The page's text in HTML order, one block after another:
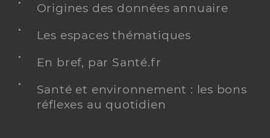
Origines des données annuaire
Les espaces thématiques
En bref, par Santé.fr
Santé et environnement : les bons
réflexes au quotidien